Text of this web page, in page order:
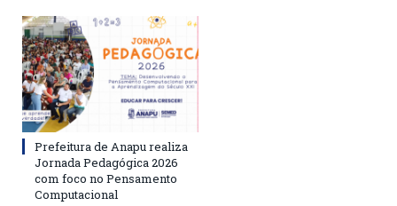
Prefeitura de Anapu realiza
Jornada Pedagógica 2026
com foco no Pensamento
Computacional